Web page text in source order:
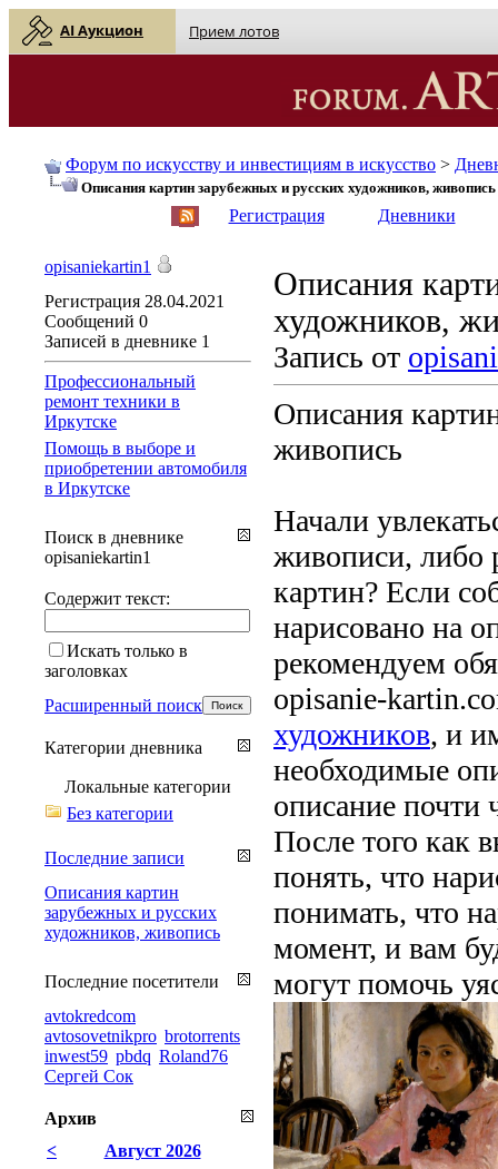
AI Аукцион Прием лотов
Форум по искусству и инвестициям в искусство >
Описания картин зарубежных и русских художников, живопись
Регистрация Дневники
Описания
художников,
Запись от
Описания
живопись
Начали
живописи, либо
картин? Если
нарисовано на
рекомендуем
opisanie-
художников, и
необходимые
описание почти
После того как
понять, что
понимать, что
момент, и вам
могут помочь
opisaniekartin1
Регистрация 28.04.2021
Сообщений 0
Записей в дневнике 1
Профессиональный
ремонт техники в
Иркутске
Помощь в выборе и
приобретении автомобиля
в Иркутске
Поиск в дневнике
opisaniekartin1
Содержит текст:
Искать только в
заголовках
Расширенный поиск
Категории дневника
Локальные категории
Без категории
Последние записи
Описания картин
зарубежных и русских
художников, живопись
Последние посетители
avtokredcom
avtosovetnikpro brotorrents
inwest59 pbdq Roland76
Сергей Сок
Архив
<
Август 2026